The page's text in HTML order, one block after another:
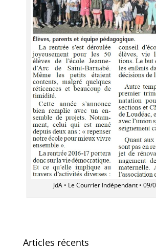
JdA • Le Courrier Indépendant • 09/
Articles récents